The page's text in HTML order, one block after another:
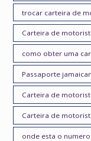
trocar carteira de
Carteira de
como obter uma
Passaporte
Carteira de
Carteira de
onde esta o